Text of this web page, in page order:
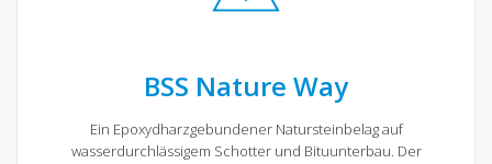
BSS Nature Way
Ein Epoxydharzgebundener Natursteinbelag auf
wasserdurchlässigem Schotter und Bituunterbau. Der